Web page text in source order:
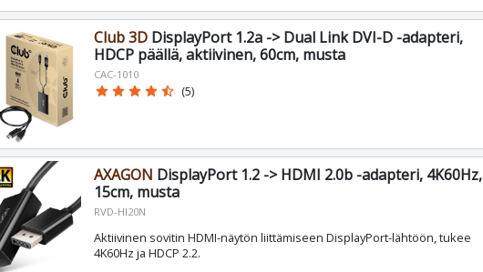
Club 3DDisplayPort 1.2a -> Dual Link DVI-D -adapteri,
HDCP päällä, aktiivinen, 60cm, musta
CAC-1010
star star star star star_half (5)
AXAGON DisplayPort 1.2 -> HDMI 2.0b -adapteri, 4K60Hz,
15cm, musta
RVD-HI20N
Aktiivinen sovitin HDMI-näytön liittämiseen DisplayPort-lähtöön, tukee
4K60Hz ja HDCP 2.2.